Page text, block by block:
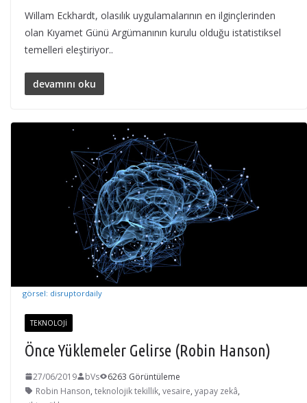
Willam Eckhardt, olasılık uygulamalarının en ilginçlerinden
olan Kıyamet Günü Argümanının kurulu olduğu istatistiksel
temelleri eleştiriyor..
devamını oku
görsel: disruptordaily
TEKNOLOJI
Önce Yüklemeler Gelirse (Robin Hanson)
27/06/2019 bVs
6263 Görüntüleme
Robin Hanson, teknolojik tekillik, vesaire, yapay zekâ,